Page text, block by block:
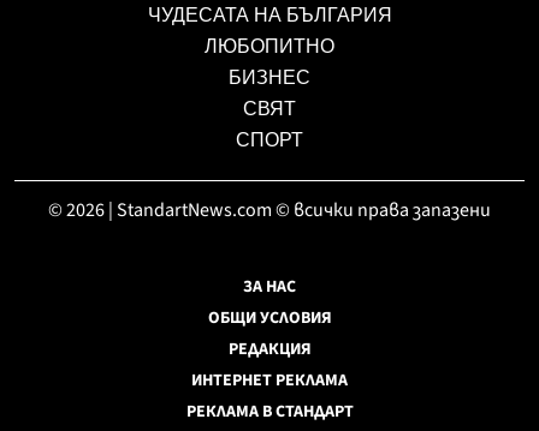
ЧУДЕСАТА НА БЪЛГАРИЯ
ЛЮБОПИТНО
БИЗНЕС
СВЯТ
СПОРТ
© 2026 | StandartNews.com © всички права запазени
ЗА НАС
ОБЩИ УСЛОВИЯ
РЕДАКЦИЯ
ИНТЕРНЕТ РЕКЛАМА
РЕКЛАМА В СТАНДАРТ